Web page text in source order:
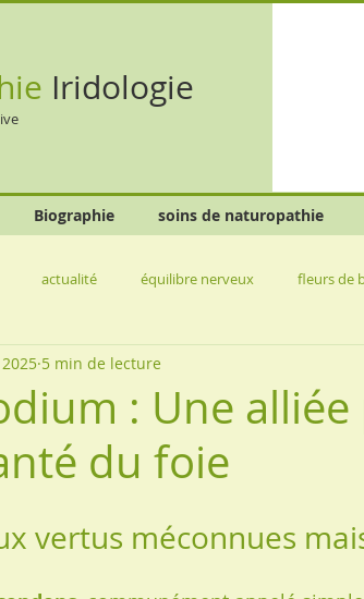
Iridologie
Biographie soins de naturopathie
actualité équilibre nerveux fleurs de
sport
: Une
du foie
5 min de lecture
vertus méconnues